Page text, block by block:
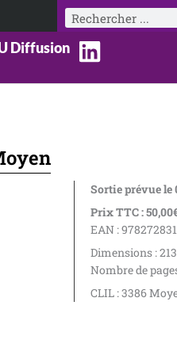
Rechercher
Diffusion
Sortie prévue le
Prix TTC :
EAN :
Dimensions :
Nombre de
CLIL : 3386